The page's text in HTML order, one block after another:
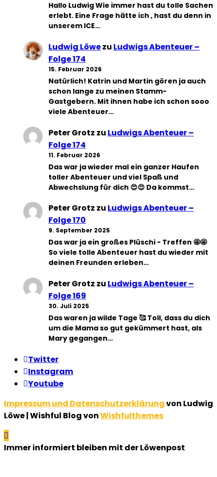
Hallo Ludwig Wie immer hast du tolle Sachen
erlebt. Eine Frage hätte ich , hast du denn in
unserem ICE…
Ludwig Löwezu Ludwigs Abenteuer –
Folge 174
15. Februar 2026
Natürlich! Katrin und Martin gören ja auch
schon lange zu meinen Stamm-
Gastgebern. Mit ihnen habe ich schon sooo
viele Abenteuer…
Peter Grotz zu Ludwigs Abenteuer –
Folge 174
11. Februar 2026
Das war ja wieder mal ein ganzer Haufen
toller Abenteuer und viel Spaß und
Abwechslung für dich 😍😍 Da kommst…
Peter Grotz zu Ludwigs Abenteuer –
Folge 170
9. September 2025
Das war ja ein großes Plüschi - Treffen 🤩🤩
So viele tolle Abenteuer hast du wieder mit
deinen Freunden erleben…
Peter Grotz zu Ludwigs Abenteuer –
Folge 169
30. Juli 2025
Das waren ja wilde Tage 🥰 Toll, dass du dich
um die Mama so gut gekümmert hast, als
Mary gegangen…
Twitter
Instagram
Youtube
Impressum und Datenschutzerklärungvon Ludwig
Löwe | Wishful Blog vonWishfulthemes
Immer informiert bleiben mit der Löwenpost